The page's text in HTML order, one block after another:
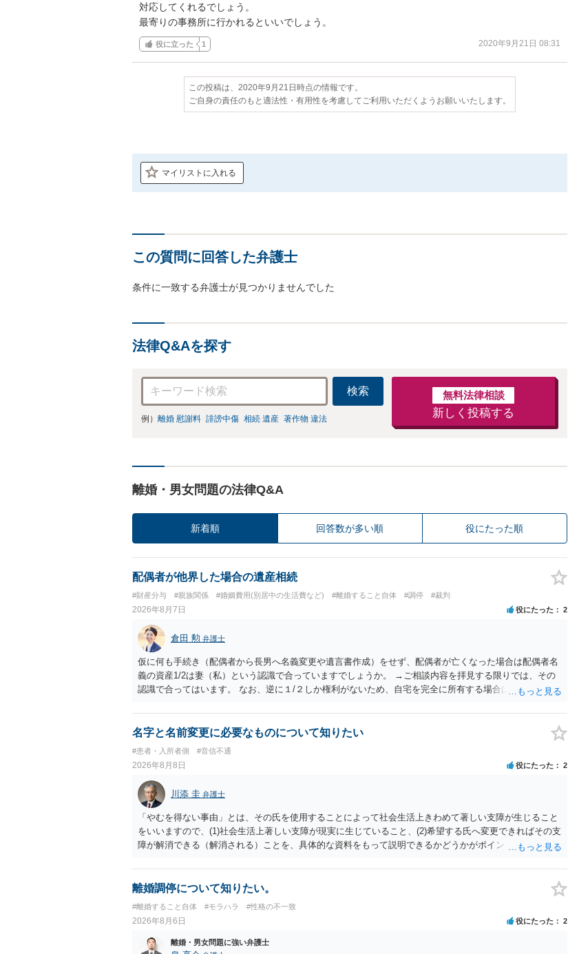
対応してくれるでしょう。
最寄りの事務所に行かれるといいでしょう。
役に立った 1 2020年9月21日 08:31
この投稿は、2020年9月21日時点の情報です。
ご自身の責任のもと適法性・有用性を考慮してご利用いただくようお願いいたします。
マイリストに入れる
この質問に回答した弁護士
条件に一致する弁護士が見つかりませんでした
法律Q&Aを探す
検索
例） 離婚 慰謝料 誹謗中傷 相続 遺産 著作物 違法
無料法律相談
新しく投稿する
離婚・男女問題の法律Q&A
新着順 回答数が多い順 役にたった順
配偶者が他界した場合の遺産相続
#財産分与 #親族関係 #婚姻費用(別居中の生活費など) #離婚すること自体 #調停 #裁判
2026年8月7日 役にたった 2
倉田 勲 弁護士
仮に何も手続き（配偶者から長男へ名義変更や遺言書作成）をせず、配偶者が亡くなった場合は配偶者名
義の資産1/2は妻（私）という認識で合っていますでしょうか。 →ご相談内容を拝見する限りでは、その
認識で合ってはいます。 なお、逆に１/２しか権利がないため、自宅を完全に所有する場合は、他の相続
名字と名前変更に必要なものについて知りたい
#患者・入所者側 #音信不通
2026年8月8日 役にたった 2
川添 圭 弁護士
「やむを得ない事由」とは、その氏を使用することによって社会生活上きわめて著しい支障が生じること
をいいますので、(1)社会生活上著しい支障が現実に生じていること、(2)希望する氏へ変更できればその支
障が解消できる（解消される）ことを、具体的な資料をもって説明できるかどうかがポイントです。 記録
出することが必要になります。「フラッシュバック」とのことなので、例えば、医学上確立されているPT
SDの診断基準に合致した説明とそれに沿う資料の提出が必要になってくるように思います。 精神的・心
されるところです。、もし本人申立てをお考えであれば、医学知識はもちろん法律知識も要求されますの
で、性急な申立てをせず、知識と資料をしっかりと揃えて、万全の体制で申立てに臨んだ方がよいと思わ
れます。
離婚調停について知りたい。
#離婚すること自体 #モラハラ #性格の不一致
2026年8月6日 役にたった 2
離婚・男女問題に強い弁護士